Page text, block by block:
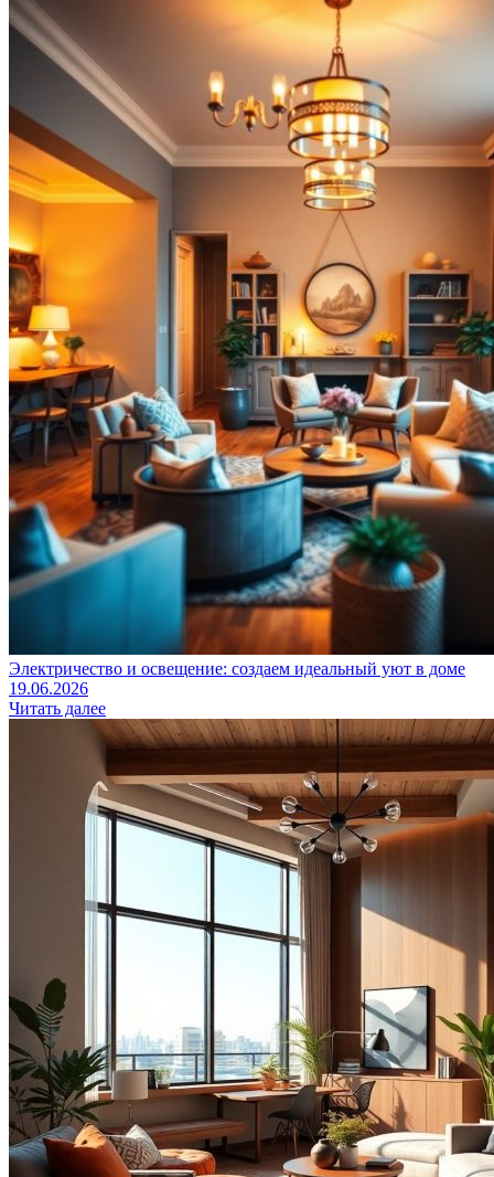
Электричество и освещение: создаем идеальный уют в доме
19.06.2026
Читать далее